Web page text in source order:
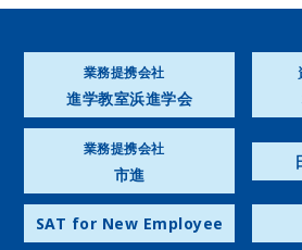
業務提携会社
進学教室浜進学会
業務提携会社
市進
SAT for New Employee